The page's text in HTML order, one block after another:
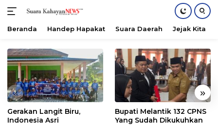
konten
Beranda Handep Hapakat Suara Daerah Jejak Kita
« »
Gerakan Langit Biru,
Indonesia Asri
Bupati Melantik 132 CPNS
Yang Sudah Dikukuhkan